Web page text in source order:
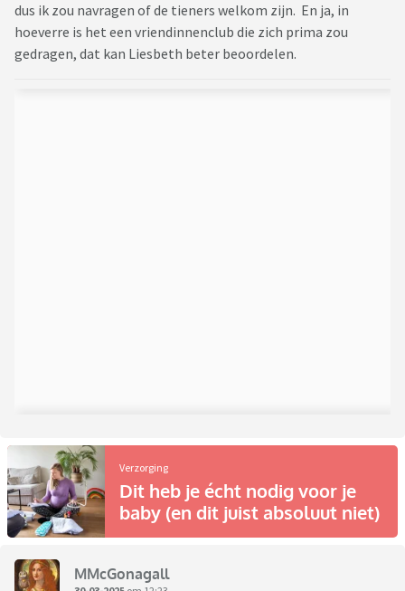
dus ik zou navragen of de tieners welkom zijn. En ja, in
hoeverre is het een vriendinnenclub die zich prima zou
gedragen, dat kan Liesbeth beter beoordelen.
Verzorging
Dit heb je écht nodig voor je
baby (en dit juist absoluut niet)
MMcGonagall